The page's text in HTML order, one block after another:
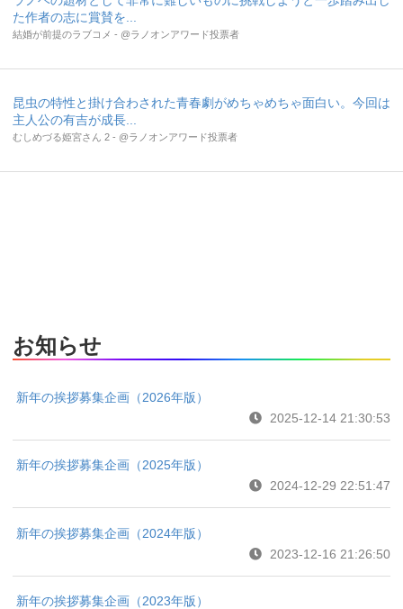
た作者の志に賞賛を...
結婚が前提のラブコメ - @ラノオンアワード投票者
昆虫の特性と掛け合わされた青春劇がめちゃめちゃ面白い。今回は
主人公の有吉が成長...
むしめづる姫宮さん 2 - @ラノオンアワード投票者
お知らせ
新年の挨拶募集企画（2026年版）
2025-12-14 21:30:53
新年の挨拶募集企画（2025年版）
2024-12-29 22:51:47
新年の挨拶募集企画（2024年版）
2023-12-16 21:26:50
新年の挨拶募集企画（2023年版）